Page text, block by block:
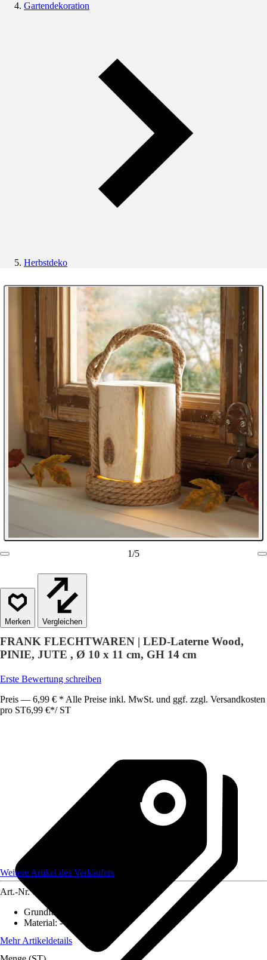
Gartendekoration
Herbstdeko
1/5
Vergleichen
FRANK FLECHTWAREN | LED-Laterne Wood,
PINIE, JUTE , Ø 10 x 11 cm, GH 14 cm
Erste Bewertung schreiben
Preis — 6,99 € * Alle Preise inkl. MwSt. und ggf. zzgl. Versandkosten
pro ST6,99 €*/ ST
Weitere Artikel des Verkäufers
Art.-Nr. 12584022
Grundfarbe
Material:-
Mehr Artikeldetails